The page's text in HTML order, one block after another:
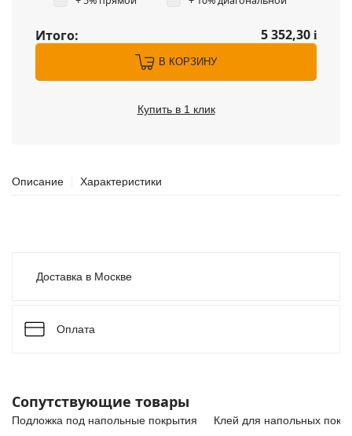
Итого: 5 352,30 i
В КОРЗИНУ
Купить в 1 клик
Описание Характеристики
Доставка в Москве
Оплата
Сопутствующие товары
Подложка под напольные покрытия Клей для напольных